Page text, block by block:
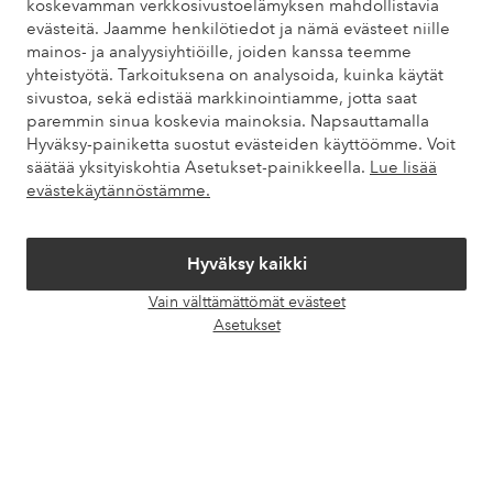
koskevamman verkkosivustoelämyksen mahdollistavia
evästeitä. Jaamme henkilötiedot ja nämä evästeet niille
mainos- ja analyysiyhtiöille, joiden kanssa teemme
yhteistyötä. Tarkoituksena on analysoida, kuinka käytät
sivustoa, sekä edistää markkinointiamme, jotta saat
paremmin sinua koskevia mainoksia. Napsauttamalla
Hyväksy-painiketta suostut evästeiden käyttöömme. Voit
säätää yksityiskohtia Asetukset-painikkeella. Lue lisää
evästekäytännöstämme.
Hyväksy kaikki
Vain välttämättömät evästeet
Asetukset
Omat sivut
Tietoa Elloksesta
Palvelumme